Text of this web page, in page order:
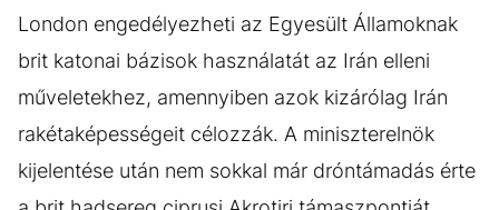
London engedélyezheti az Egyesült Államoknak
brit katonai bázisok használatát az Irán elleni
műveletekhez, amennyiben azok kizárólag Irán
rakétaképességeit célozzák. A miniszterelnök
kijelentése után nem sokkal már dróntámadás érte